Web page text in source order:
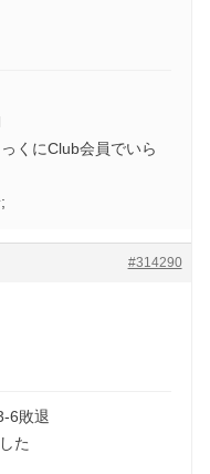
くにClub会員でいら
#314290
6敗退
た